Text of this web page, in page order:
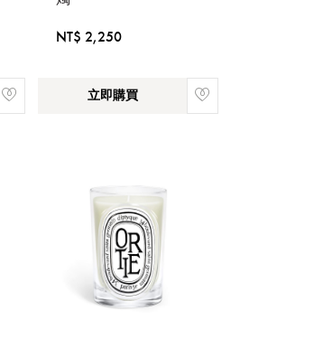
NT$ 2,250
立即購買